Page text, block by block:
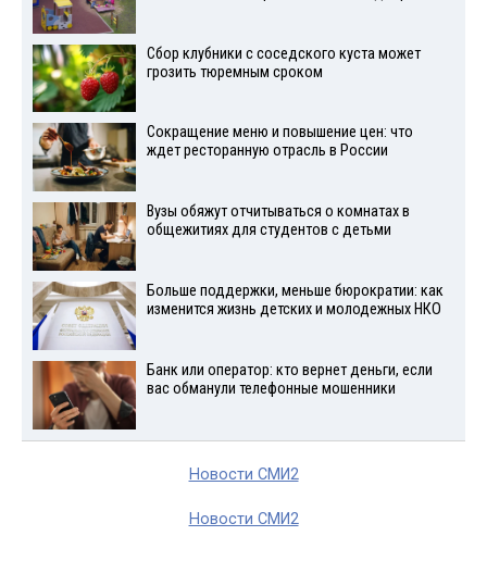
Сбор клубники с соседского куста может
грозить тюремным сроком
Сокращение меню и повышение цен: что
ждет ресторанную отрасль в России
Вузы обяжут отчитываться о комнатах в
общежитиях для студентов с детьми
Больше поддержки, меньше бюрократии: как
изменится жизнь детских и молодежных НКО
Банк или оператор: кто вернет деньги, если
вас обманули телефонные мошенники
Новости СМИ2
Новости СМИ2